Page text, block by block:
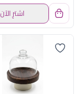
اشترِ الآن